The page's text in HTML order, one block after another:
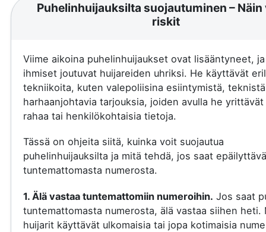
Puhelinhuijauksilta suojautuminen – Näin
riskit
Viime aikoina puhelinhuijaukset ovat lisääntyneet,
ihmiset joutuvat huijareiden uhriksi. He käyttävät
tekniikoita, kuten valepoliisina esiintymistä,
harhaanjohtavia tarjouksia, joiden avulla he yrittävät
rahaa tai henkilökohtaisia tietoja.
Tässä on ohjeita siitä, kuinka voit suojautua
puhelinhuijauksilta ja mitä tehdä, jos saat
tuntemattomasta numerosta.
1. Älä vastaa tuntemattomiin numeroihin. Jos saat
tuntemattomasta numerosta, älä vastaa siihen heti.
huijarit käyttävät ulkomaisia tai jopa kotimaisia